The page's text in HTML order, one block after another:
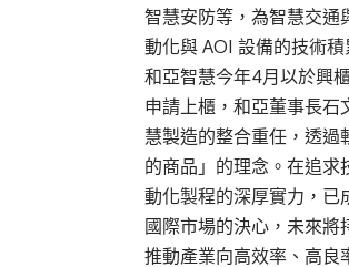
智慧安防等，為智慧交通
動化與 AOI 設備的技術
和亞智慧今年4月以於興
申請上櫃，和亞董事長石
慧製造的整合重任，透過
的商品」的理念。在追求
動化製程的深厚實力，已
國際市場的決心，未來將
推動產業向高效率、高良